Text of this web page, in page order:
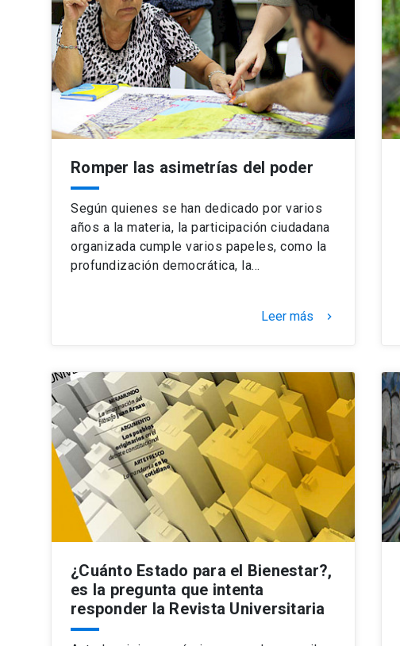
Romper las asimetrías del poder
Según quienes se han dedicado por varios
años a la materia, la participación ciudadana
organizada cumple varios papeles, como la
profundización democrática, la…
Leer más keyboard_arrow_right
¿Cuánto Estado para el Bienestar?,
es la pregunta que intenta
responder la Revista Universitaria